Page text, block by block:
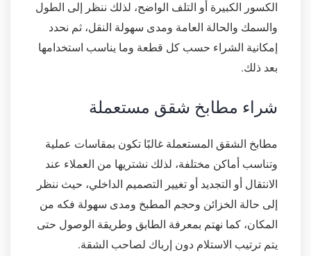
الكسور الكبيرة أو التلف الواضح، لذلك ننظر إلى الطول
والسمك والحالة العامة ومدى سهولة النقل، ثم نحدد
إمكانية الشراء حسب كل قطعة وما يناسب استخدامها
بعد ذلك.
شراء مطابخ شقق مستعملة
مطابخ الشقق المستعملة غالبًا تكون بمقاسات عملية
وتناسب أماكن مختلفة، لذلك نشتريها من العملاء عند
الانتقال أو التجديد أو تغيير التصميم الداخلي، حيث ننظر
إلى حالة الخزائن وحجم المطبخ ومدى سهولة فكه من
المكان، كما نهتم بمعرفة الطابق وطريقة الوصول حتى
يتم ترتيب الاستلام دون إرباك لصاحب الشقة.